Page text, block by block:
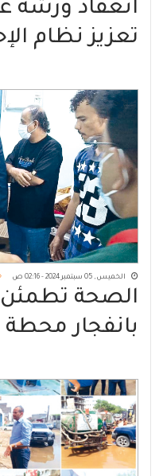
انعقاد
تعزيز نظام
الخميس, 05 سبتمبر 2024 - 02:16 ص
الصحة تطمئن
بانفجار